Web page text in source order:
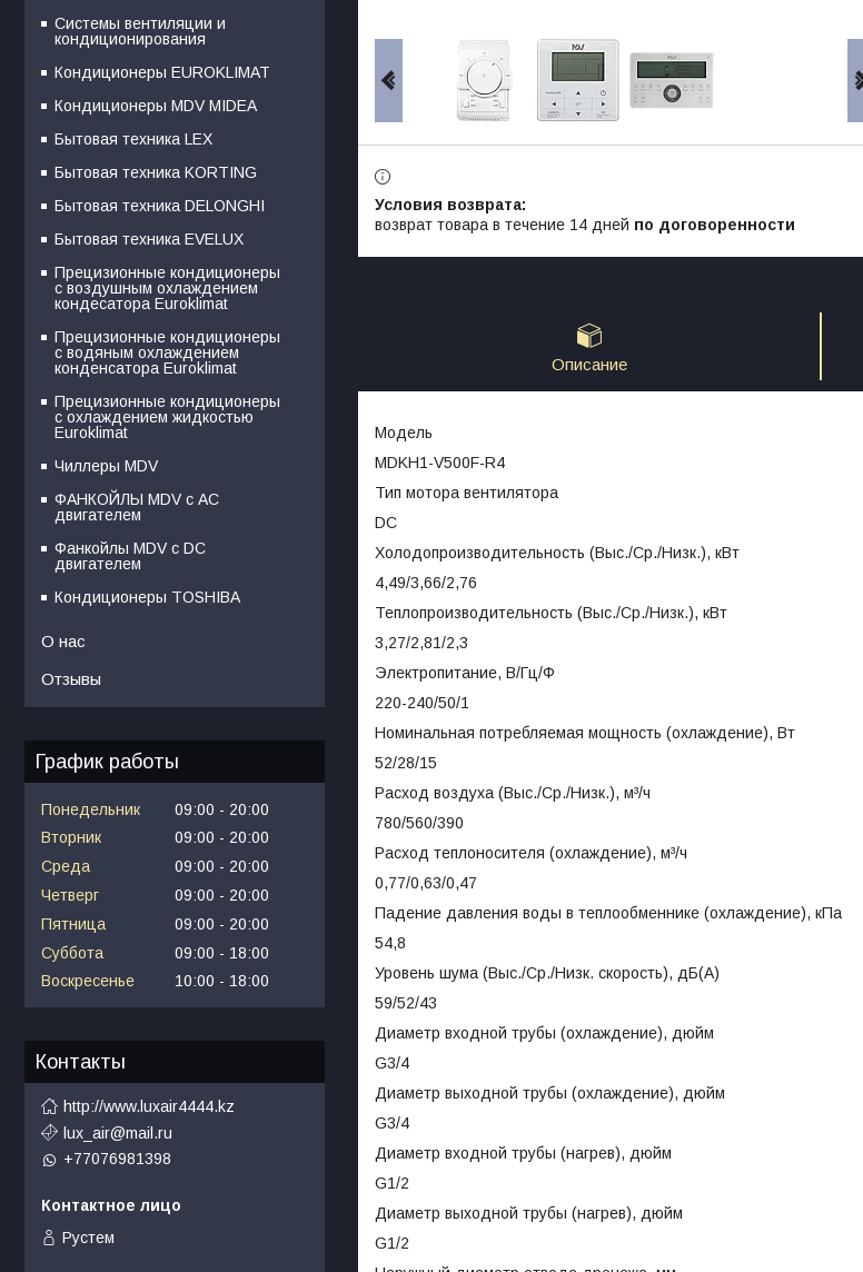
возврат товара в течение 14 дней по договоренности
Описание
Модель
MDKH1-V500F-R4
Тип мотора вентилятора
DC
Холодопроизводительность (Выс./Ср./Низк.), кВт
4,49/3,66/2,76
Теплопроизводительность (Выс./Ср./Низк.), кВт
3,27/2,81/2,3
Электропитание, В/Гц/Ф
220-240/50/1
Номинальная потребляемая мощность (охлаждение), Вт
52/28/15
Расход воздуха (Выс./Ср./Низк.), м³/ч
780/560/390
Расход теплоносителя (охлаждение), м³/ч
0,77/0,63/0,47
Падение давления воды в теплообменнике (охлаждение), кПа
54,8
Уровень шума (Выс./Ср./Низк. скорость), дБ(А)
59/52/43
Диаметр входной трубы (охлаждение), дюйм
G3/4
Диаметр выходной трубы (охлаждение), дюйм
G3/4
Диаметр входной трубы (нагрев), дюйм
G1/2
Диаметр выходной трубы (нагрев), дюйм
G1/2
Системы вентиляции и
кондиционирования
Кондиционеры EUROKLIMAT
Кондиционеры MDV MIDEA
Бытовая техника LEX
Бытовая техника KORTING
Бытовая техника DELONGHI
Бытовая техника EVELUX
Прецизионные кондиционеры
с воздушным охлаждением
кондесатора Euroklimat
Прецизионные кондиционеры
с водяным охлаждением
конденсатора Euroklimat
Прецизионные кондиционеры
с охлаждением жидкостью
Euroklimat
Чиллеры MDV
ФАНКОЙЛЫ MDV с АС
двигателем
Фанкойлы MDV c DC
двигателем
Кондиционеры TOSHIBA
О нас
Отзывы
График работы
Понедельник 09:00
20:00
Вторник
09:00
20:00
Среда
09:00
20:00
Четверг
09:00
20:00
Пятница
09:00
20:00
Суббота
09:00
18:00
Воскресенье
10:00 18:00
Контакты
http://www.luxair4444.kz
lux_air@mail.ru
+77076981398
Рустем